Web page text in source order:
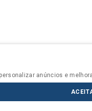
anúncios e